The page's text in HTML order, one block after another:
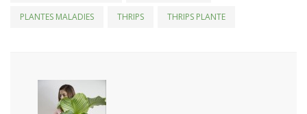
PLANTES MALADIES THRIPS THRIPS PLANTE